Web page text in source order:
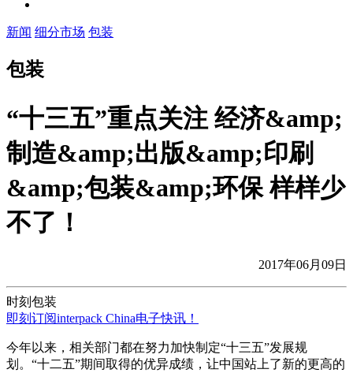
新闻 细分市场 包装
包装
“十三五”重点关注 经济&amp;
制造&amp;出版&amp;印刷
&amp;包装&amp;环保 样样少
不了！
2017年06月09日
时刻包装
即刻订阅interpack China电子快讯！
今年以来，相关部门都在努力加快制定“十三五”发展规
划。“十二五”期间取得的优异成绩，让中国站上了新的更高的